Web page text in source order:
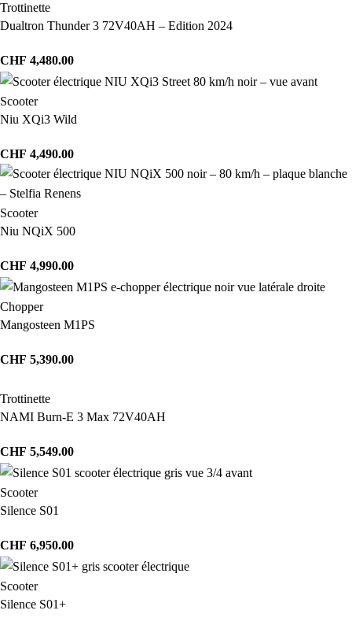
Trottinette
Dualtron Thunder 3 72V40AH – Edition 2024
CHF 4,480.00
Scooter
Niu XQi3 Wild
CHF 4,490.00
Scooter
Niu NQiX 500
CHF 4,990.00
Chopper
Mangosteen M1PS
CHF 5,390.00
Trottinette
NAMI Burn-E 3 Max 72V40AH
CHF 5,549.00
Scooter
Silence S01
CHF 6,950.00
Scooter
Silence S01+